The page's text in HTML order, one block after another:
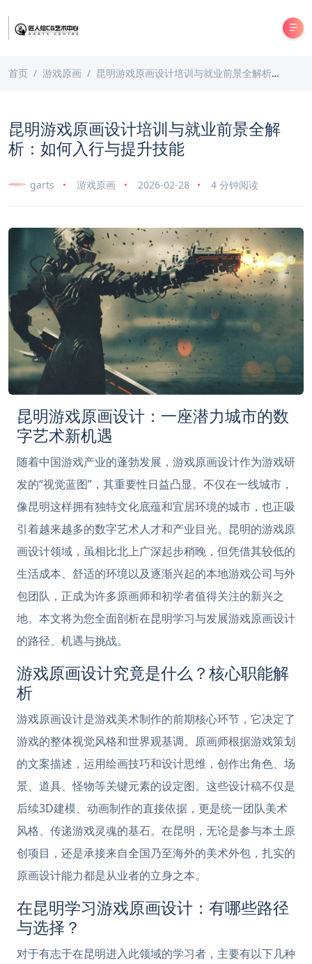
首页 游戏原画 昆明游戏原画设计培训与就业前景全解析：如何入行与提升技能
昆明游戏原画设计培训与就业前景全解
析：如何入行与提升技能
garts 游戏原画 2026-02-28 4 分钟阅读
昆明游戏原画设计：一座潜力城市的数
字艺术新机遇
随着中国游戏产业的蓬勃发展，游戏原画设计作为游戏研
发的“视觉蓝图”，其重要性日益凸显。不仅在一线城市，
像昆明这样拥有独特文化底蕴和宜居环境的城市，也正吸
引着越来越多的数字艺术人才和产业目光。昆明的游戏原
画设计领域，虽相比北上广深起步稍晚，但凭借其较低的
生活成本、舒适的环境以及逐渐兴起的本地游戏公司与外
包团队，正成为许多原画师和初学者值得关注的新兴之
地。本文将为您全面剖析在昆明学习与发展游戏原画设计
的路径、机遇与挑战。
游戏原画设计究竟是什么？核心职能解
析
游戏原画设计是游戏美术制作的前期核心环节，它决定了
游戏的整体视觉风格和世界观基调。原画师根据游戏策划
的文案描述，运用绘画技巧和设计思维，创作出角色、场
景、道具、怪物等关键元素的设定图。这些设计稿不仅是
后续3D建模、动画制作的直接依据，更是统一团队美术
风格、传递游戏灵魂的基石。在昆明，无论是参与本土原
创项目，还是承接来自全国乃至海外的美术外包，扎实的
原画设计能力都是从业者的立身之本。
在昆明学习游戏原画设计：有哪些路径
与选择？
对于有志于在昆明进入此领域的学习者，主要有以下几种